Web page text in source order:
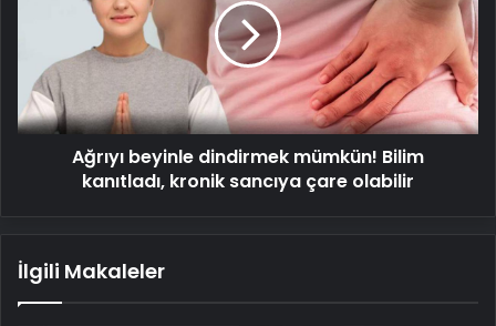
kanıtladı,
kronik
sancıya
çare
Ağrıyı beyinle dindirmek mümkün! Bilim
kanıtladı, kronik sancıya çare olabilir
İlgili Makaleler